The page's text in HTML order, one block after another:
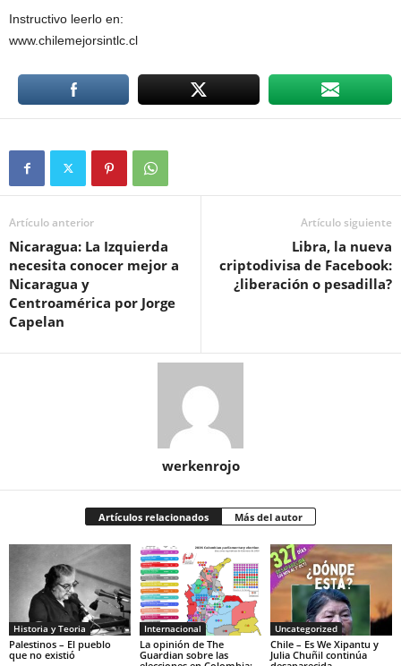
Instructivo leerlo en:
www.chilemejorsintlc.cl
Artículo anterior
Nicaragua: La Izquierda
necesita conocer mejor a
Nicaragua y
Centroamérica por Jorge
Capelan
Artículo siguiente
Libra, la nueva
criptodivisa de Facebook:
¿liberación o pesadilla?
werkenrojo
Artículos relacionados Más del autor
Historia y Teoria
Palestinos – El pueblo
que no existió
Internacional
La opinión de The
Guardian sobre las
Uncategorized
Chile – Es We Xipantu y
Julia Chuñil continúa